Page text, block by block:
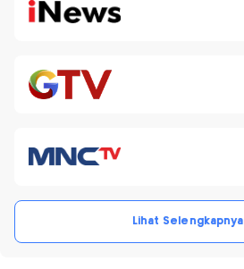
Lihat Selengkapnya